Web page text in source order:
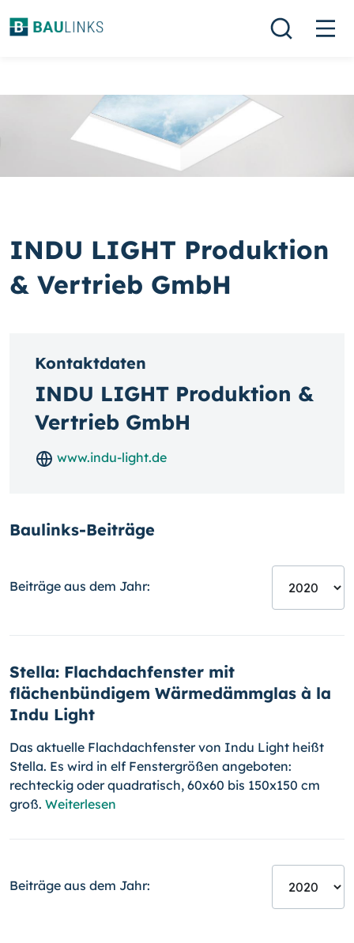
INDU LIGHT Produktion
& Vertrieb GmbH
Kontaktdaten
INDU LIGHT Produktion &
Vertrieb GmbH
www.indu-light.de
Baulinks-Beiträge
Beiträge aus dem Jahr:
Stella: Flachdachfenster mit
flächenbündigem Wärmedämmglas à la
Indu Light
Das aktuelle Flachdachfenster von Indu Light heißt
Stella. Es wird in elf Fenstergrößen angeboten:
rechteckig oder quadratisch, 60x60 bis 150x150 cm
groß. Weiterlesen
Beiträge aus dem Jahr: